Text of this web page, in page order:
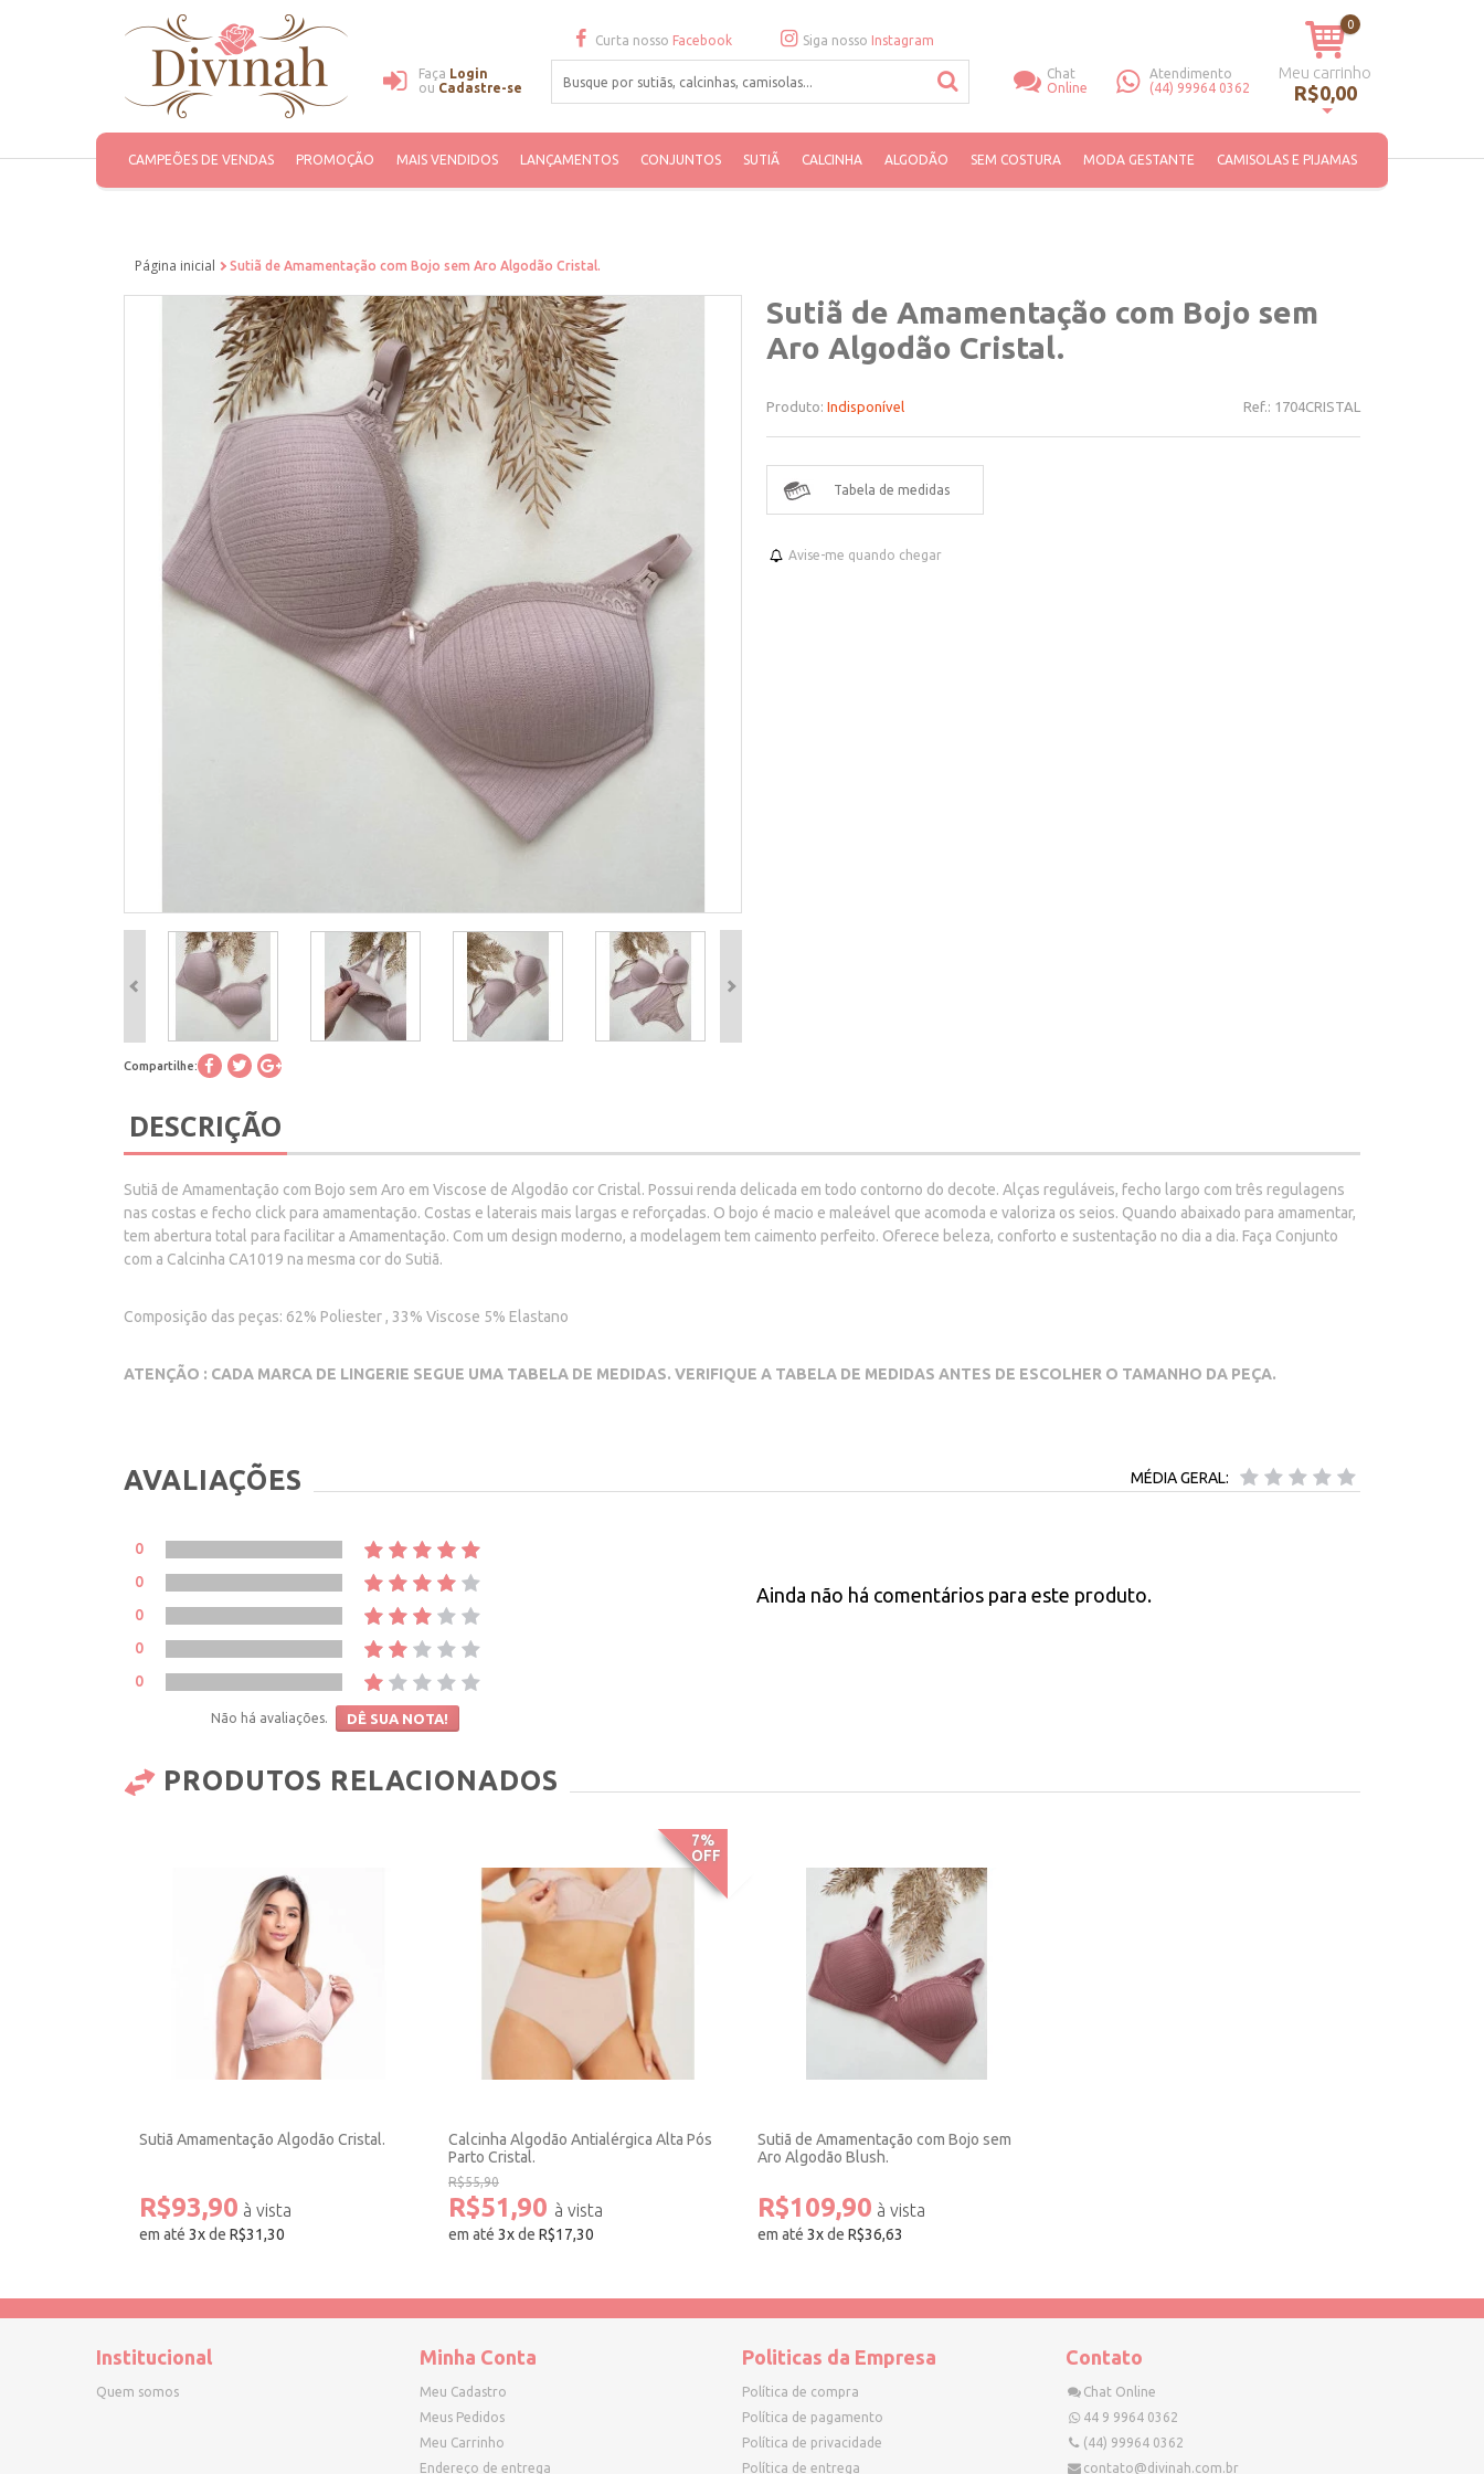
Faça Login
ou Cadastre-se
Curta nosso Facebook Siga nosso Instagram
Chat
Online
Atendimento
(44) 99964 0362
0
Meu carrinho
R$0,00
CAMPEÕES DE VENDAS PROMOÇÃO MAIS VENDIDOS LANÇAMENTOS CONJUNTOS SUTIÃ CALCINHA ALGODÃO SEM COSTURA MODA GESTANTE CAMISOLAS E PIJAMAS
Página inicial Sutiã de Amamentação com Bojo sem Aro Algodão Cristal.
Compartilhe:
Sutiã de Amamentação com Bojo sem
Aro Algodão Cristal.
Produto: Indisponível Ref.: 1704CRISTAL
Tabela de medidas
Avise-me quando chegar
DESCRIÇÃO
Sutiã de Amamentação com Bojo sem Aro em Viscose de Algodão cor Cristal. Possui renda delicada em todo contorno do decote. Alças reguláveis, fecho largo com três regulagens
nas costas e fecho click para amamentação. Costas e laterais mais largas e reforçadas. O bojo é macio e maleável que acomoda e valoriza os seios. Quando abaixado para amamentar,
tem abertura total para facilitar a Amamentação. Com um design moderno, a modelagem tem caimento perfeito. Oferece beleza, conforto e sustentação no dia a dia. Faça Conjunto
com a Calcinha CA1019 na mesma cor do Sutiã.
Composição das peças: 62% Poliester , 33% Viscose 5% Elastano
ATENÇÃO : CADA MARCA DE LINGERIE SEGUE UMA TABELA DE MEDIDAS. VERIFIQUE A TABELA DE MEDIDAS ANTES DE ESCOLHER O TAMANHO DA PEÇA.
AVALIAÇÕES MÉDIA GERAL:
Ainda não há comentários para este produto.
0
0
0
0
0
Não há avaliações. DÊ SUA NOTA!
PRODUTOS RELACIONADOS
Sutiã Amamentação Algodão Cristal.
R$93,90
em até 3xde R$31,30
7%
OFF
Calcinha Algodão Antialérgica Alta Pós
Parto Cristal.
R$55,90
R$51,90
em até 3xde R$17,30
Sutiã de Amamentação com Bojo sem
Aro Algodão Blush.
R$109,90
em até 3xde R$36,63
Institucional
Quem somos
Minha Conta
Meu Cadastro
Meus Pedidos
Meu Carrinho
Endereço de entrega
Politicas da Empresa
Política de compra
Política de pagamento
Política de privacidade
Política de entrega
Contato
Chat Online
44 9 9964 0362
(44) 99964 0362
contato@divinah.com.br